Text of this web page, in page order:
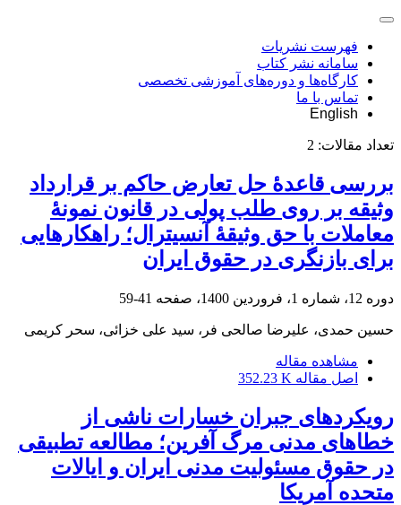
فهرست نشریات
سامانه نشر کتاب
کارگاه‌ها و دوره‌های آموزشی تخصصی
تماس با ما
English
تعداد مقالات: 2
بررسی قاعدۀ حل تعارض حاکم بر قرارداد
وثیقه بر روی طلب پولی در قانون نمونۀ
معاملات با حق وثیقۀ آنسیترال؛ راهکارهایی
برای بازنگری در حقوق ایران
دوره 12، شماره 1، فروردین 1400، صفحه 41-59
حسین حمدی، علیرضا صالحی فر، سید علی خزائی، سحر کریمی
مشاهده مقاله
اصل مقاله 352.23 K
رویکردهای جبران خسارات ناشی از
خطاهای مدنی مرگ آفرین؛ مطالعه تطبیقی
در حقوق مسئولیت مدنی ایران و ایالات
متحده آمریکا